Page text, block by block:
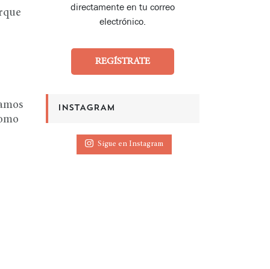
directamente en tu correo
electrónico.
REGÍSTRATE
INSTAGRAM
Sigue en Instagram